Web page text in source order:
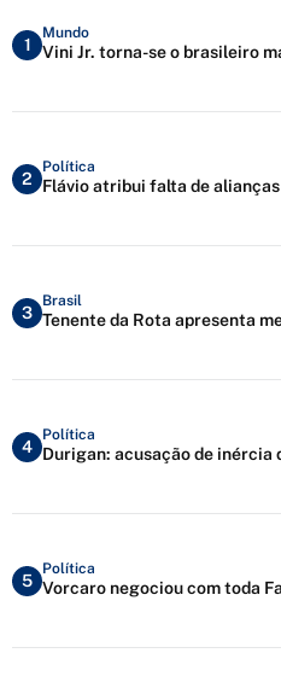
1
Mundo
Vini Jr. torna-se o brasileiro
2
Política
Flávio atribui falta de
3
Brasil
Tenente da Rota apresenta
4
Política
Durigan: acusação de inércia
5
Política
Vorcaro negociou com toda